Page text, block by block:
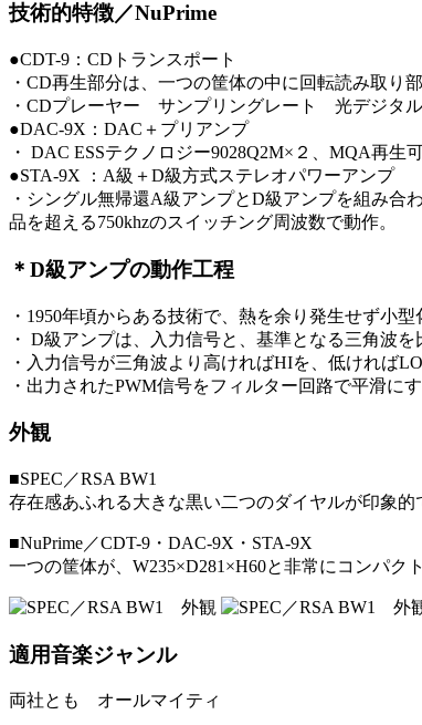
技術的特徴／NuPrime
●CDT-9：CDトランスポート
・CD再生部分は、一つの筐体の中に回転読み取り
・CDプレーヤー サンプリングレート 光デジタ
●DAC-9X：DAC＋プリアンプ
・ DAC ESSテクノロジー9028Q2M×２、MQA再
●STA-9X ：A級＋D級方式ステレオパワーアンプ
・シングル無帰還A級アンプとD級アンプを組み
品を超える750khzのスイッチング周波数で動作。
＊D級アンプの動作工程
・1950年頃からある技術で、熱を余り発生せず小
・ D級アンプは、入力信号と、基準となる三角波を
・入力信号が三角波より高ければHIを、低ければ
・出力されたPWM信号をフィルター回路で平滑
外観
■SPEC／RSA BW1
存在感あふれる大きな黒い二つのダイヤルが印象的
■NuPrime／CDT-9・DAC-9X・STA-9X
一つの筐体が、W235×D281×H60と非常にコンパク
適用音楽ジャンル
両社とも オールマイティ